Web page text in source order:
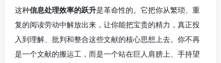
这种信息处理效率的跃升是革命性的。它把你从繁琐、重
复的阅读劳动中解放出来，让你能把宝贵的精力，真正投
入到理解、批判和整合这些文献的核心思想上去。你不再
是一个文献的搬运工，而是一个站在巨人肩膀上、手持望